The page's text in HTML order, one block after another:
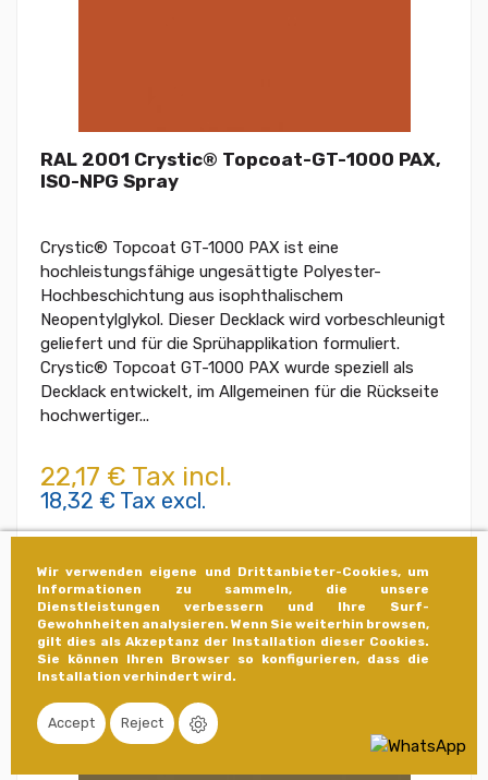
Wir verwenden eigene und Drittanbieter-Cookies, um
Informationen zu sammeln, die unsere
Dienstleistungen verbessern und Ihre Surf-
Gewohnheiten analysieren. Wenn Sie weiterhin browsen,
gilt dies als Akzeptanz der Installation dieser Cookies.
Sie können Ihren Browser so konfigurieren, dass die
Installation verhindert wird.
Accept Reject
RAL 2001 Crystic® Topcoat-GT-1000 PAX,
ISO-NPG Spray
Crystic® Topcoat GT-1000 PAX ist eine
hochleistungsfähige ungesättigte Polyester-
Hochbeschichtung aus isophthalischem
Neopentylglykol. Dieser Decklack wird vorbeschleunigt
geliefert und für die Sprühapplikation formuliert.
Crystic® Topcoat GT-1000 PAX wurde speziell als
Decklack entwickelt, im Allgemeinen für die Rückseite
hochwertiger...
22,17 € Tax incl.
18,32 € Tax excl.